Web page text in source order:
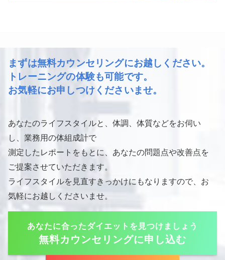
まずは無料カウンセリングにお越しください。
トレーニングの体験も可能です。
お気軽にお申しつけくださいませ。
あなたのライフスタイルと、体調、体質などをお伺い
し、業務用の体組成計で
測定したレポートをもとに、あなたの問題点や改善点を
ご提案させていただきます。
ライフスタイルを見直すきっかけにもなりますので、お
気軽にお越しくださいませ。
あなたに合ったダイエットを見つけましょう
無料カウンセリングに申し込む